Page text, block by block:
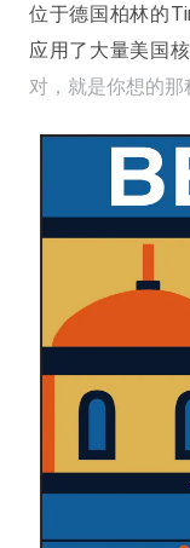
位于德国柏林的
应用了大量美国
对，就是你想的那